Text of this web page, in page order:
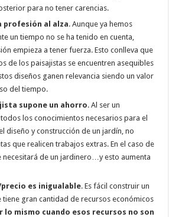
para no tener carencias.
profesión al alza. Aunque ya hemos
un tiempo no se ha tenido en cuenta,
empieza a tener fuerza. Esto conlleva que
de los paisajistas se encuentren asequibles
diseños ganen relevancia siendo un valor
del tiempo.
supone un ahorro. Al ser un
los conocimientos necesarios para el
diseño y construcción de un jardín, no
que realicen trabajos extras. En el caso de
necesitará de un jardinero…y esto aumenta
es inigualable. Es fácil construir un
tiene gran cantidad de recursos económicos
lo mismo cuando esos recursos no son